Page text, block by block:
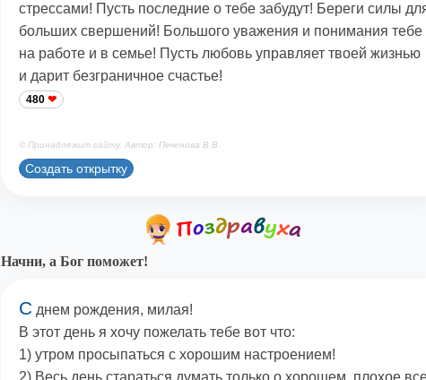
стрессами! Пусть последние о тебе забудут! Береги силы
больших свершений! Большого уважения и понимания тебе
на работе и в семье! Пусть любовь управляет твоей жизнью
и дарит безграничное счастье!
480
© Принадлежит сайту. Автор: Печенова В.В.
Создать открытку
Начни, а Бог поможет!
Сднем рождения, милая!
В этот день я хочу пожелать тебе вот что:
1) утром просыпаться с хорошим настроением!
2) Весь день стараться думать только о хорошем, плохое